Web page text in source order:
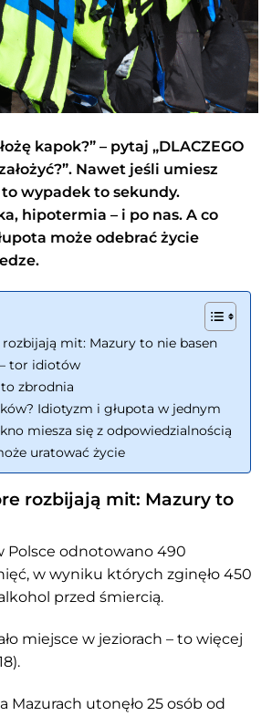
kapok?” – pytaj „DLACZEGO
Nawet jeśli umiesz
to wypadek to sekundy.
hipotermia – i po nas. A co
może odebrać życie
mit: Mazury to nie basen
tor idiotów
zbrodnia
Idiotyzm i głupota w jednym
miesza się z odpowiedzialnością
uratować życie
rozbijają mit: Mazury to
Polsce odnotowano 490
w wyniku których zginęło 450
przed śmiercią.
miejsce w jeziorach – to więcej
Mazurach utonęło 25 osób od